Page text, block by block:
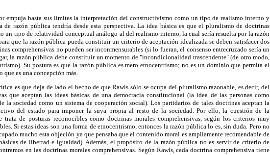
empuja hasta sus límites la interpretación del constructivismo como un tipo de realismo interno y
de razón pública tendría desde esta perspectiva. La idea básica es que el pluralismo de doctrinas
un tipo de relatividad conceptual análogo al del realismo interno, la cual sería resuelta por la razón
que la razón pública pueda constituir un criterio de aceptación idealizada se deben satisfacer dos
comprehensivas no pueden ser inconmensurables (si lo fueran, el consenso entrecruzado sería un
la razón pública debe constituir un momento de "incondicionalidad trascendente" (de otro modo,
Su postura es que la razón pública es mero etnocentrismo; no es un dominio que permita el
es una concepción más.
es que deja de lado el hecho de que Rawls sólo se ocupa del pluralismo razonable, es decir, del
que aceptan las ideas básicas de una democracia constitucional (la idea de las personas como
la sociedad como un sistema de cooperación social). Los partidarios de tales doctrinas aceptan la
del estado para imponer la suya propia al resto de la sociedad. Por ello, la cuestión de la
de posturas reconocibles como doctrinas morales comprehensivas, según los criterios muy
Si estas ideas son una forma de etnocentrismo, entonces la razón pública lo es, sin duda. Pero no
mucho esta objeción ya que pensaba que el contenido moral es ampliamente recomendable de
de libertad e igualdad). Además, el propósito de la razón pública no es servir de criterio de
en las doctrinas morales comprehensivas. Según Rawls, cada doctrina comprehensiva tiene